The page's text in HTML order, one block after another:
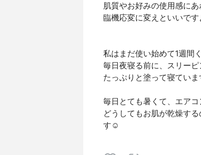
肌質やお好みの使用感に
臨機応変に変えといいで
私はまだ使い始めて1週間
毎日夜寝る前に、スリーピ
たっぷりと塗って寝ていま
毎日とても暑くて、エア
どうしてもお肌が乾燥す
す☺️